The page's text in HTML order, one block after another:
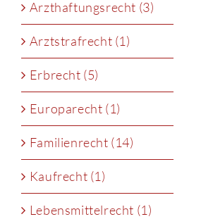
Arzthaftungsrecht (3)
Arztstrafrecht (1)
Erbrecht (5)
Europarecht (1)
Familienrecht (14)
Kaufrecht (1)
Lebensmittelrecht (1)